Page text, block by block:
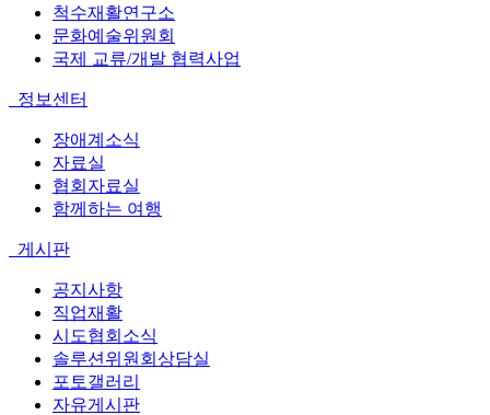
척수재활연구소
문화예술위원회
국제 교류/개발 협력사업
정보센터
장애계소식
자료실
협회자료실
함께하는 여행
게시판
공지사항
직업재활
시도협회소식
솔루션위원회상담실
포토갤러리
자유게시판